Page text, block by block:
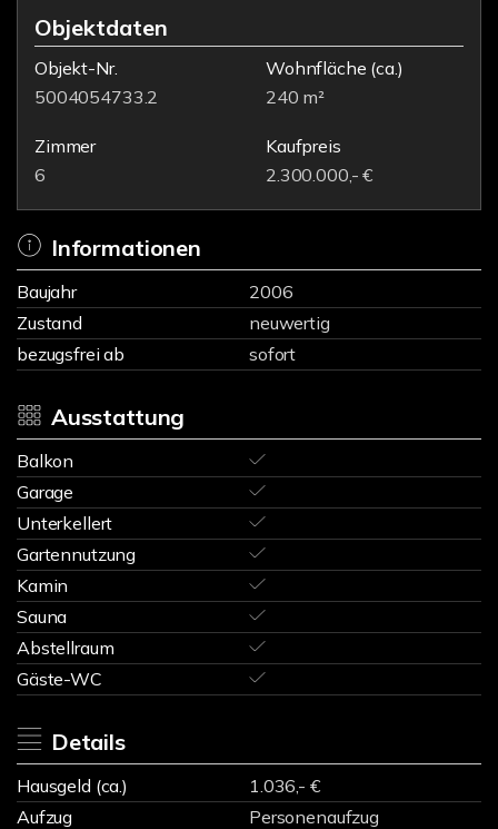
Objektdaten
Objekt-Nr.
5004054733.2
Wohnfläche (ca.)
240 m²
Zimmer
6
Kaufpreis
2.300.000,- €
Informationen
Baujahr
2006
Zustand
neuwertig
bezugsfrei ab
sofort
Ausstattung
Balkon
Garage
Unterkellert
Gartennutzung
Kamin
Sauna
Abstellraum
Gäste-WC
Details
Hausgeld (ca.)
1.036,- €
Aufzug
Personenaufzug